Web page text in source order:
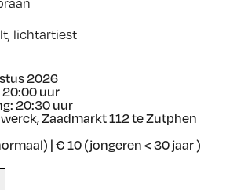
lichtartiest
2026
uur
20:30 uur
Zaadmarkt 112 te Zutphen
| € 10 (jongeren < 30 jaar )